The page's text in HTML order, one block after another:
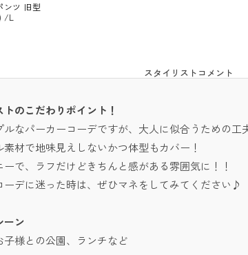
ンツ 旧型
/L
スタイリストコメント
のこだわりポイント！
ルなパーカーコーデですが、大人に似合うための工
材で地味見えしないかつ体型もカバー！
で、ラフだけどきちんと感がある雰囲気に！！
ーデに迷った時は、ぜひマネをしてみてください♪
ーン
子様との公園、ランチなど